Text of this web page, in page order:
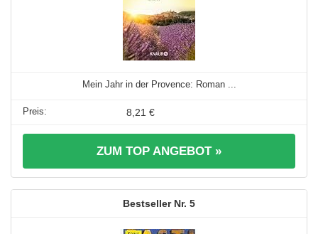
Mein Jahr in der Provence: Roman ...
8,21 €
ZUM TOP ANGEBOT »
5